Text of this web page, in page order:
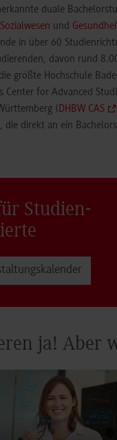
duale
Sozialwesen und
in über 60
davon rund
größte Hochschule
Center for Advanced
(DHBW CAS
die direkt an ein
Studien­
ja! Aber